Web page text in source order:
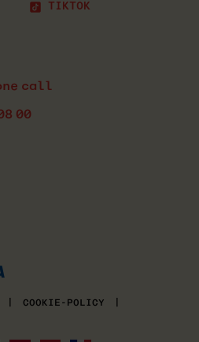
TIKTOK
call
00
COOKIE-POLICY